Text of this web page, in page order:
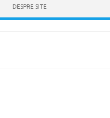
DESPRE SITE